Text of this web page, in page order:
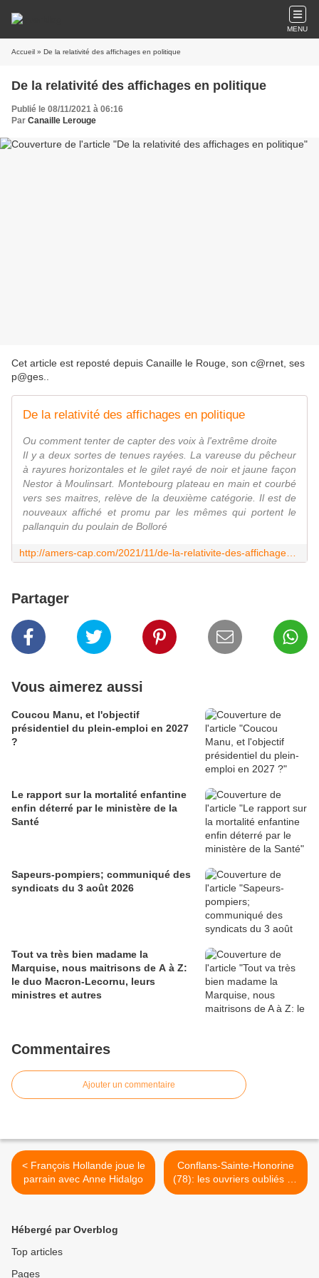
MENU
Accueil » De la relativité des affichages en politique
De la relativité des affichages en politique
Publié le 08/11/2021 à 06:16
Par Canaille Lerouge
Cet article est reposté depuis Canaille le Rouge, son c@rnet, ses
p@ges.
De la relativité des affichages en politique
Ou comment tenter de capter des voix à l'extrême droite
Il y a deux sortes de tenues rayées. La vareuse du pêcheur
à rayures horizontales et le gilet rayé de noir et jaune façon
Nestor à Moulinsart. Montebourg plateau en main et courbé
vers ses maitres, relève de la deuxième catégorie. Il est de
nouveaux affiché et promu par les mêmes qui portent le
pallanquin du poulain de Bolloré
Partager
Vous aimerez aussi
Coucou Manu, et l'objectif
présidentiel du plein-emploi en 2027
?
Le rapport sur la mortalité enfantine
enfin déterré par le ministère de la
Santé
Sapeurs-pompiers; communiqué des
syndicats du 3 août 2026
Tout va très bien madame la
Marquise, nous maitrisons de A à Z:
le duo Macron-Lecornu, leurs
ministres et autres
Commentaires
Ajouter un commentaire
< François Hollande joue le
parrain avec Anne Hidalgo
Conflans-Sainte-Honorine
(78): les ouvriers oubliés du
béton préfabriqué français
Hébergé par Overblog
Top articles
Pages